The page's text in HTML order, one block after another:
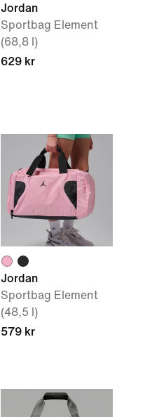
Jordan
Sportbag Element
(68,8 l)
629 kr
Jordan
Sportbag Element
(48,5 l)
579 kr